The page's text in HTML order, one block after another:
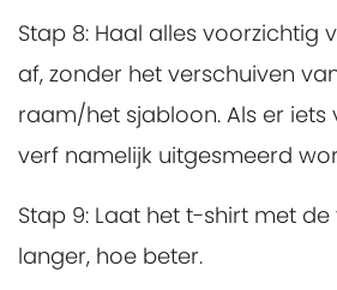
Stap 8: Haal alles voorzichtig
af, zonder het verschuiven
raam/het sjabloon. Als er iets
verf namelijk uitgesmeerd
Stap 9: Laat het t-shirt met
langer, hoe beter.